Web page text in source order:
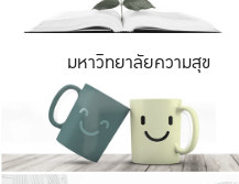
มหาวิทยาลัยความสุข